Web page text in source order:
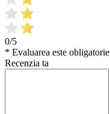
0/5
* Evaluarea este obligatorie
Recenzia ta